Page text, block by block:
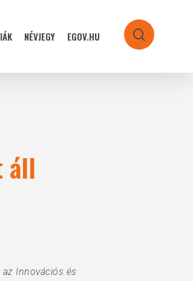
NÉVJEGY EGOV.HU search
áll
Innovációs és